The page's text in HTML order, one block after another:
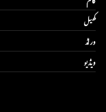
کھیل
ورلڈ
ویڈیو